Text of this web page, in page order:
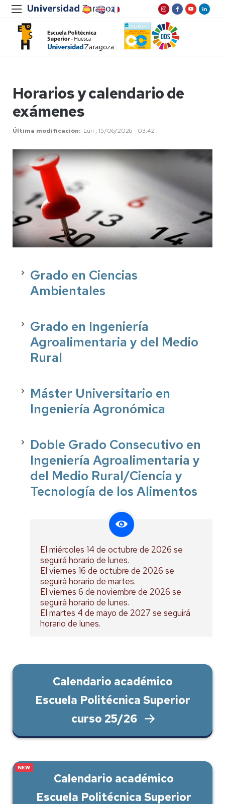
Horarios y calendario de
exámenes
Última modificación Lun , 15/06/2026 - 03:42
Grado en Ciencias
Ambientales
Grado en Ingeniería
Agroalimentaria y del Medio
Rural
Máster Universitario en
Ingeniería Agronómica
Doble Grado Consecutivo en
Ingeniería Agroalimentaria y
del Medio Rural/Ciencia y
Tecnología de los Alimentos
El miércoles 14 de octubre de 2026 se
seguirá horario de lunes.
El viernes 16 de octubre de 2026 se
seguirá horario de martes.
El viernes 6 de noviembre de 2026 se
seguirá horario de lunes.
El martes 4 de mayo de 2027 se seguirá
horario de lunes.
Calendario académico
Escuela Politécnica Superior
curso 25/26
Calendario académico
Escuela Politécnica Superior